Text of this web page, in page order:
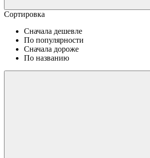
Сортировка
Сначала дешевле
По популярности
Сначала дороже
По названию